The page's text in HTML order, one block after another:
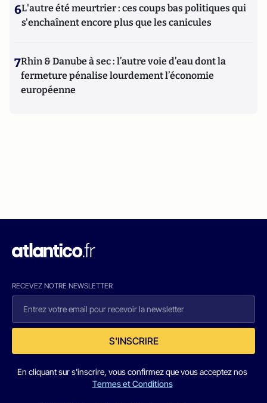
6L'autre été meurtrier : ces coups bas politiques qui
s'enchaînent encore plus que les canicules
7Rhin & Danube à sec : l’autre voie d’eau dont la
fermeture pénalise lourdement l’économie
européenne
RECEVEZ NOTRE NEWSLETTER
S'INSCRIRE
En cliquant sur s'inscrire, vous confirmez que vous acceptez nos
Termes et Conditions